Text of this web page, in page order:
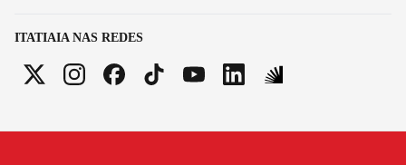
ITATIAIA NAS REDES